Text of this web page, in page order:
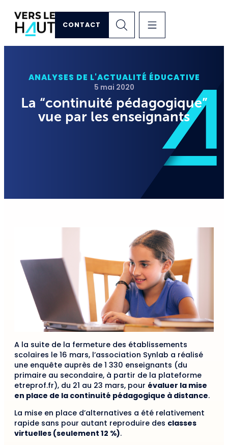
CONTACT
ANALYSES DE L'ACTUALITÉ ÉDUCATIVE
5 mai 2020
La “continuité pédagogique”
vue par les enseignants
A la suite de la fermeture des établissements
scolaires le 16 mars, l’association Synlab a réalisé
une enquête auprès de 1 330 enseignants (du
primaire au secondaire, à partir de la plateforme
etreprof.fr), du 21 au 23 mars, pour évaluer la mise
en place de la continuité pédagogique à distance.
La mise en place d’alternatives a été relativement
rapide sans pour autant reproduire des classes
virtuelles (seulement 12 %).